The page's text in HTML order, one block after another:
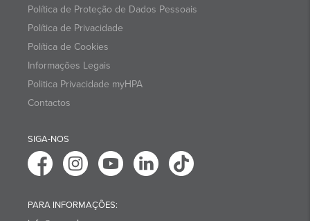
Política de Proteção de Dados Pessoais
Política de Privacidade
Política de Cookies
Informações Legais
Politica Privacidade myHPA
Contactos
SIGA-NOS
PARA INFORMAÇÕES: